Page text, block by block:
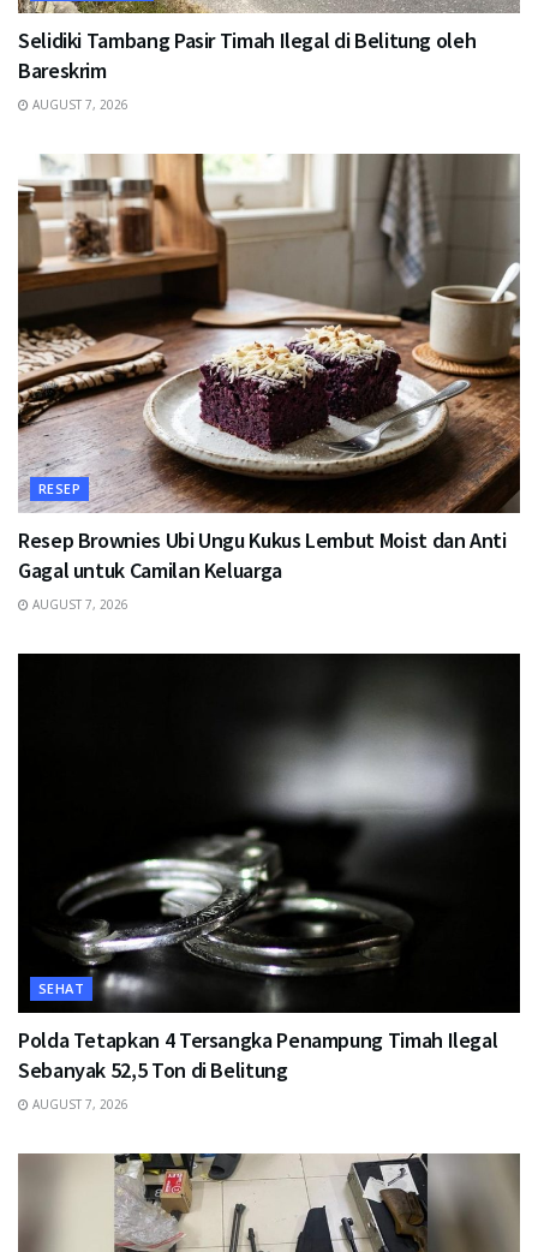
Selidiki Tambang Pasir Timah Ilegal di Belitung oleh
Bareskrim
AUGUST 7, 2026
RESEP
Resep Brownies Ubi Ungu Kukus Lembut Moist dan Anti
Gagal untuk Camilan Keluarga
AUGUST 7, 2026
SEHAT
Polda Tetapkan 4 Tersangka Penampung Timah Ilegal
Sebanyak 52,5 Ton di Belitung
AUGUST 7, 2026